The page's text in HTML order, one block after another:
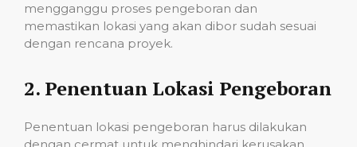
mengganggu proses pengeboran dan
memastikan lokasi yang akan dibor sudah sesuai
dengan rencana proyek.
2. Penentuan Lokasi Pengeboran
Penentuan lokasi pengeboran harus dilakukan